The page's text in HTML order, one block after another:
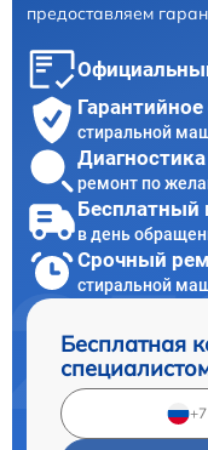
предоставляем
стиральной
ремонт по
Бесплатный
в день
Срочный
стиральной
Бесплатная